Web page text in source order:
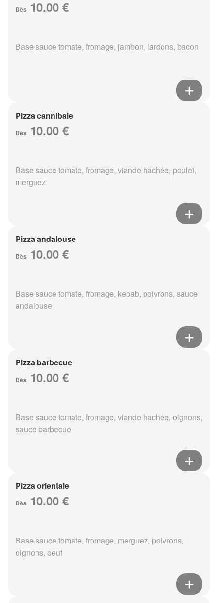
Dès 10.00 €
Base sauce tomate, fromage, jambon, lardons, bacon
Pizza cannibale
Dès 10.00 €
Base sauce tomate, fromage, viande hachée, poulet,
merguez
Pizza andalouse
Dès 10.00 €
Base sauce tomate, fromage, kebab, poivrons, sauce
andalouse
Pizza barbecue
Dès 10.00 €
Base sauce tomate, fromage, viande hachée, oignons,
sauce barbecue
Pizza orientale
Dès 10.00 €
Base sauce tomate, fromage, merguez, poivrons,
oignons, oeuf